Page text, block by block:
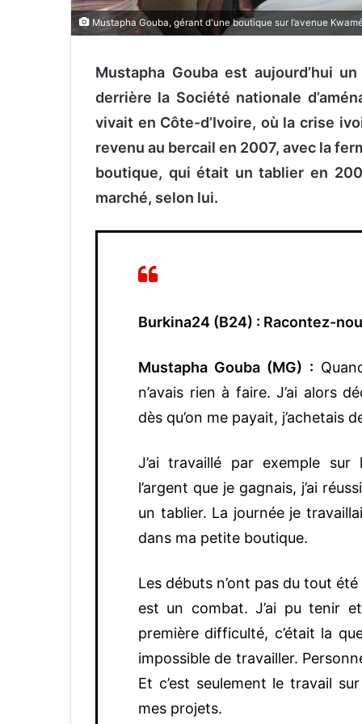
Mustapha Gouba, gérant d'une boutique sur l’avenue
Mustapha Gouba est aujourd’hui
derrière la Société nationale
vivait en Côte-d’Ivoire, où la crise
revenu au bercail en 2007, avec la
boutique, qui était un tablier en
marché, selon lui.
Burkina24 (B24) : Racontez-
Mustapha Gouba (MG) :
n’avais rien à faire. J’ai alors
dès qu’on me payait, j’achetais
J’ai travaillé par exemple sur
l’argent que je gagnais, j’ai
un tablier. La journée je
dans ma petite boutique.
Les débuts n’ont pas du tout
est un combat. J’ai pu tenir
première difficulté, c’était la
impossible de travailler.
Et c’est seulement le travail
mes projets.